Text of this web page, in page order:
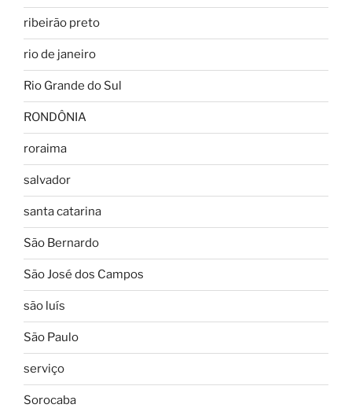
ribeirão preto
rio de janeiro
Rio Grande do Sul
RONDÔNIA
roraima
salvador
santa catarina
São Bernardo
São José dos Campos
são luís
São Paulo
serviço
Sorocaba